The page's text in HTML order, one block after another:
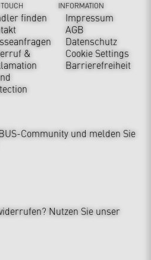
finden
&
INFORMATION
Impressum
AGB
Datenschutz
Cookie Settings
Barrierefreiheit
Community und melden Sie
Nutzen Sie unser